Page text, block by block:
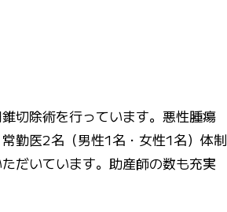
切除術を行っています。悪性腫瘍
勤医2名（男性1名・女性1名）体制
だいています。助産師の数も充実